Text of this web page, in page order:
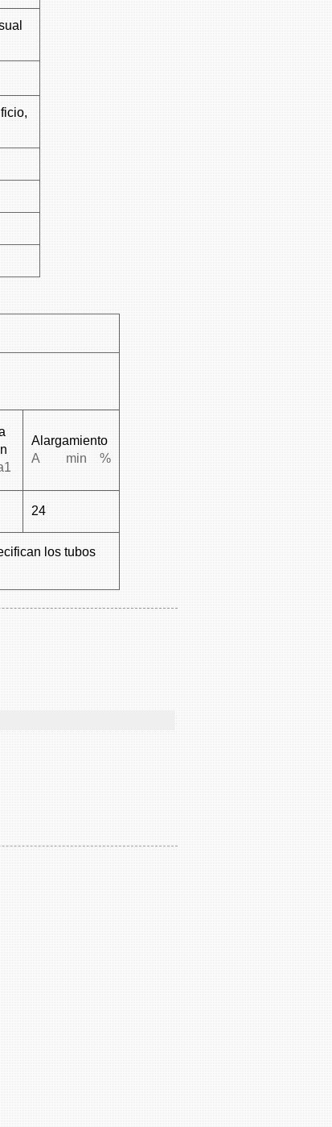
Alargamiento
A min %
24
los tubos